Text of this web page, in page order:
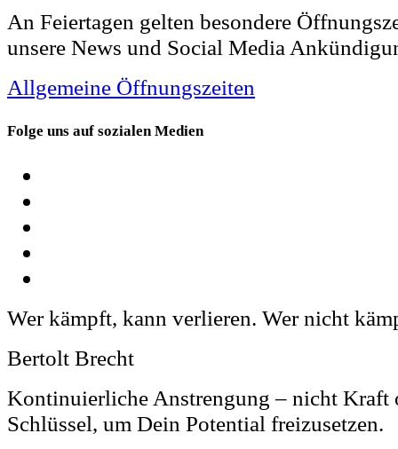
An Feiertagen gelten besondere
unsere News und Social Media
Allgemeine Öffnungszeiten
Folge uns auf sozialen Medien
Wer kämpft, kann verlieren. Wer nicht
Bertolt Brecht
Kontinuierliche Anstrengung – nicht Kraft
Schlüssel, um Dein Potential freizusetzen.